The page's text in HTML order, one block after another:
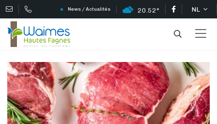
News / Actualités 20.52° NL